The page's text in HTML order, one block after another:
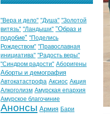
"Вера и дело" "Душа" "Золотой
витязь" "Ландыши" "Образ и
подобие" "Поделись
Рождеством" "Православная
инициатива" "Радость веры"
"Синдром радости" Аборигены
Аборты и демография
Автокатастрофа Аксиос Акция
Алкоголизм Амурская епархия
Амурское благочиние
Анонсы Армия Бари